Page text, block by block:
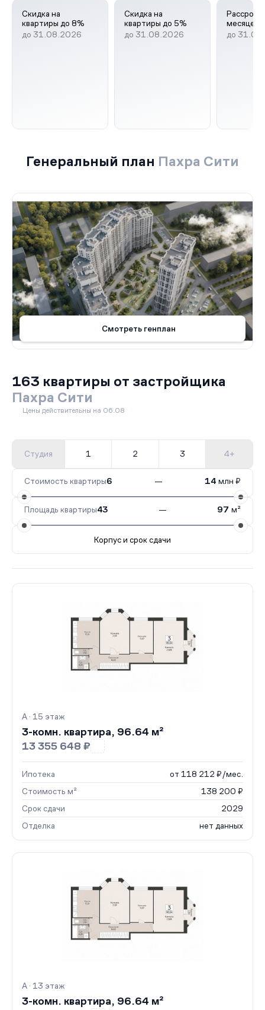
Скидка на
квартиры до 8%
до 31.08.2026
Скидка на
квартиры до 5%
до 31.08.2026
месяцев
до
Генеральный план Пахра Сити
Смотреть генплан
163 квартиры от застройщика
Пахра Сити
Цены действительны на 06.08
Студия 1 2 3 4+
Стоимость квартиры6 — 14 млн ₽
Площадь квартиры43 — 97 м²
Корпус и срок сдачи
А163 кв.IV кв. 2029
А · 15 этаж
3-комн. квартира, 96.64 м²
13 355 648 ₽
Ипотека
от 118 212 ₽/мес.
Стоимость м²
138 200 ₽
Срок сдачи
2029
Отделка
нет данных
А · 13 этаж
3-комн. квартира, 96.64 м²